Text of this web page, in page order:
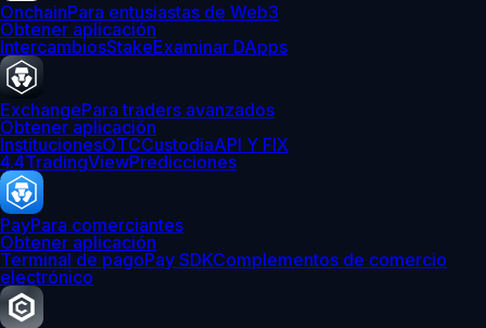
OnchainPara entusiastas de Web3
Obtener aplicación
IntercambiosStakeExaminar DApps
ExchangePara traders avanzados
Obtener aplicación
InstitucionesOTCCustodiaAPI Y FIX
4.4TradingViewPredicciones
PayPara comerciantes
Obtener aplicación
Terminal de pagoPay SDKComplementos de comercio
electrónico